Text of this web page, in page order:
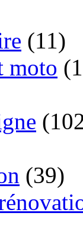
(11)
moto
(39)